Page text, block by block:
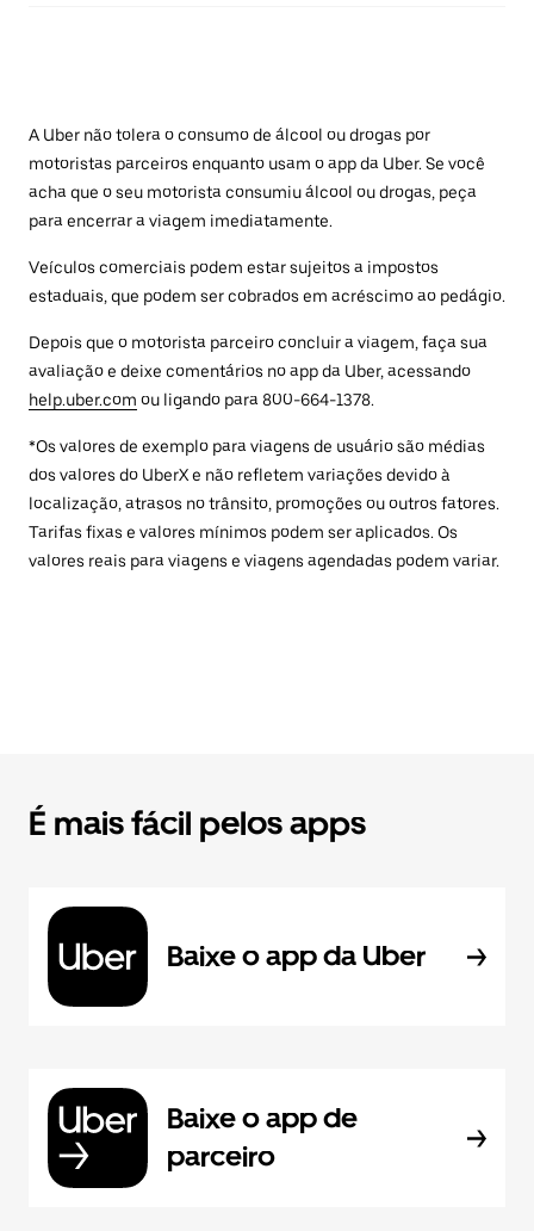
A Uber não tolera o consumo de álcool ou drogas por
motoristas parceiros enquanto usam o app da Uber. Se você
acha que o seu motorista consumiu álcool ou drogas, peça
para encerrar a viagem imediatamente.
Veículos comerciais podem estar sujeitos a impostos
estaduais, que podem ser cobrados em acréscimo ao pedágio.
Depois que o motorista parceiro concluir a viagem, faça sua
avaliação e deixe comentários no app da Uber, acessando
help.uber.com ou ligando para 800-664-1378.
*Os valores de exemplo para viagens de usuário são médias
dos valores do UberX e não refletem variações devido à
localização, atrasos no trânsito, promoções ou outros fatores.
Tarifas fixas e valores mínimos podem ser aplicados. Os
valores reais para viagens e viagens agendadas podem variar.
É mais fácil pelos apps
Baixe o app da Uber
Baixe o app de
parceiro